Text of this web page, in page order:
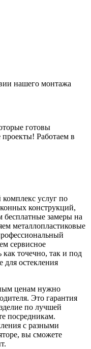
нашего монтажа
готовы
Работаем в
услуг по
конструкций,
замеры на
металлопластиковые
сервисное
точечно, так и под
остекления
ценам нужно
Это гарантия
по лучшей
посредникам.
с разными
вы сможете